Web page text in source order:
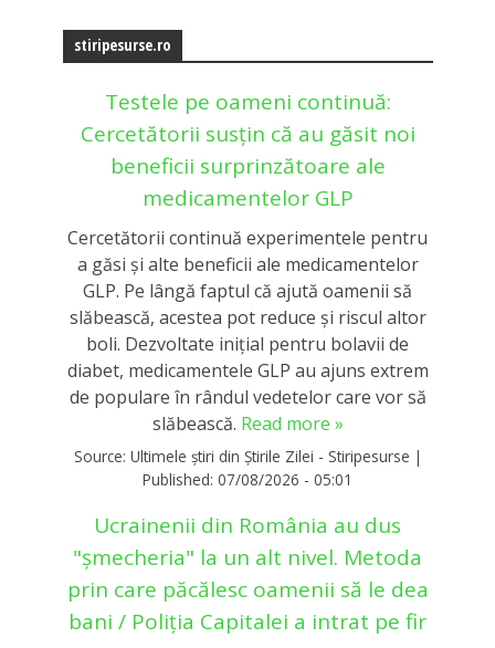
stiripesurse.ro
Testele pe oameni continuă:
Cercetătorii susțin că au găsit noi
beneficii surprinzătoare ale
medicamentelor GLP
Cercetătorii continuă experimentele pentru
a găsi și alte beneficii ale medicamentelor
GLP. Pe lângă faptul că ajută oamenii să
slăbească, acestea pot reduce și riscul altor
boli. Dezvoltate inițial pentru bolavii de
diabet, medicamentele GLP au ajuns extrem
de populare în rândul vedetelor care vor să
slăbească. Read more »
Source: Ultimele știri din Știrile Zilei - Stiripesurse |
Published: 07/08/2026 - 05:01
Ucrainenii din România au dus
"șmecheria" la un alt nivel. Metoda
prin care păcălesc oamenii să le dea
bani / Poliția Capitalei a intrat pe fir